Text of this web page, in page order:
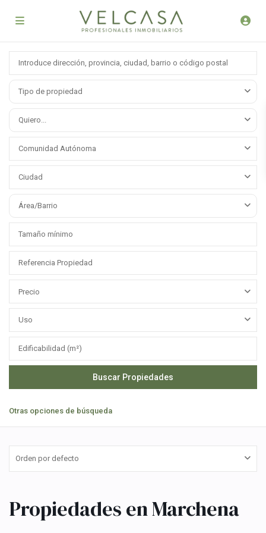
Tipo de propiedad
Quiero...
Comunidad Autónoma
Ciudad
Área/Barrio
Precio
Uso
Otras opciones de búsqueda
Orden por defecto
Propiedades en Marchena